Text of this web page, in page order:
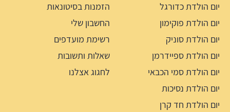
יום הולדת כדורגל
יום הולדת פוקימון
יום הולדת סוניק
יום הולדת ספיידרמן
יום הולדת סמי הכבאי
יום הולדת נסיכות
יום הולדת חד קרן
הזמנות בסיטונאות
החשבון שלי
רשימת מועדפים
שאלות ותשובות
לחגוג אצלנו